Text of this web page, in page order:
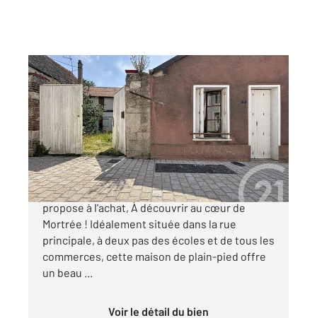
MORTREE 61
45,53 m2, 3 pièces
Ref : 13069
Maison à vendre
70 000 €
Votre agence CENTURY 21 ML Immobilier vous
propose à l'achat, À découvrir au cœur de
Mortrée ! Idéalement située dans la rue
principale, à deux pas des écoles et de tous les
commerces, cette maison de plain-pied offre
un beau ...
Voir le détail du bien